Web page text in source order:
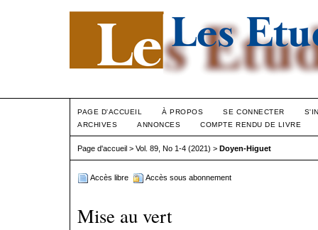
PAGE D'ACCUEIL À PROPOS SE CONNECTER
ARCHIVES
ANNONCES COMPTE RENDU DE LIVRE
Page d'accueil > Vol. 89, No 1-4 (2021) > Doyen-Higuet
Accès libre Accès sous abonnement
Mise au vert